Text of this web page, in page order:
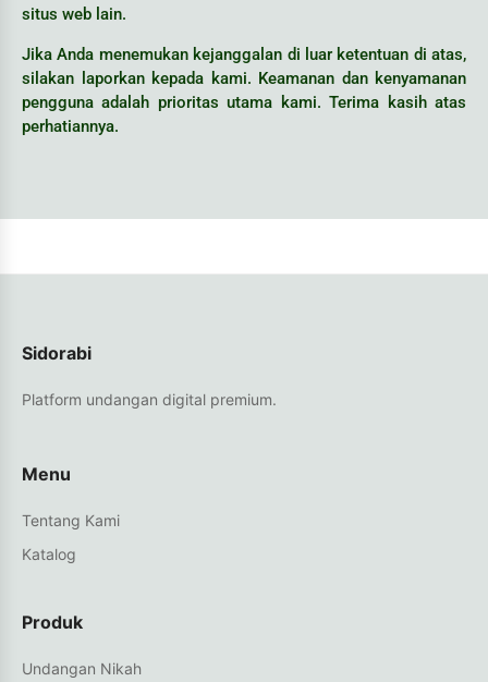
situs web lain.
Jika Anda menemukan kejanggalan di luar ketentuan di atas,
silakan laporkan kepada kami. Keamanan dan kenyamanan
pengguna adalah prioritas utama kami. Terima kasih atas
perhatiannya.
Sidorabi
Platform undangan digital premium.
Menu
Tentang Kami
Katalog
Produk
Undangan Nikah